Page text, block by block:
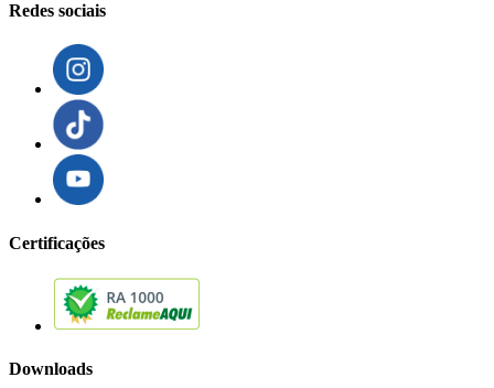
Redes sociais
Certificações
Downloads